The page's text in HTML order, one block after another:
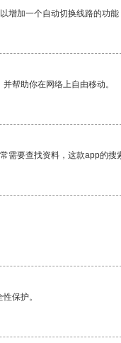
加一个自动切换线路的功
帮助你在网络上自由移动。
要查找资料，这款app的搜
保护。